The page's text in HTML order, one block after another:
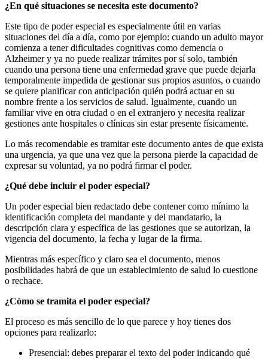
¿En qué situaciones se necesita este documento?
Este tipo de poder especial es especialmente útil en varias
situaciones del día a día, como por ejemplo: cuando un adulto mayor
comienza a tener dificultades cognitivas como demencia o
Alzheimer y ya no puede realizar trámites por sí solo, también
cuando una persona tiene una enfermedad grave que puede dejarla
temporalmente impedida de gestionar sus propios asuntos, o cuando
se quiere planificar con anticipación quién podrá actuar en su
nombre frente a los servicios de salud. Igualmente, cuando un
familiar vive en otra ciudad o en el extranjero y necesita realizar
gestiones ante hospitales o clínicas sin estar presente físicamente.
Lo más recomendable es tramitar este documento antes de que exista
una urgencia, ya que una vez que la persona pierde la capacidad de
expresar su voluntad, ya no podrá firmar el poder.
¿Qué debe incluir el poder especial?
Un poder especial bien redactado debe contener como mínimo la
identificación completa del mandante y del mandatario, la
descripción clara y específica de las gestiones que se autorizan, la
vigencia del documento, la fecha y lugar de la firma.
Mientras más específico y claro sea el documento, menos
posibilidades habrá de que un establecimiento de salud lo cuestione
o rechace.
¿Cómo se tramita el poder especial?
El proceso es más sencillo de lo que parece y hoy tienes dos
opciones para realizarlo:
Presencial: debes preparar el texto del poder indicando qué